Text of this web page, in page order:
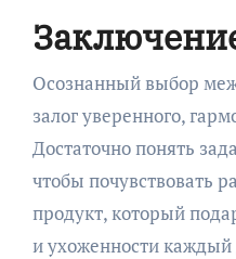
Осознанный выбор
залог уверенного,
Достаточно понять
чтобы почувствовать
продукт, который
и ухоженности каждый